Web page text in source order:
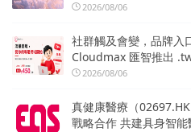
2026/08/06
社群觸及會變，品牌入
Cloudmax 匯智推出
2026/08/06
真健康醫療（
戰略合作 共建具身智